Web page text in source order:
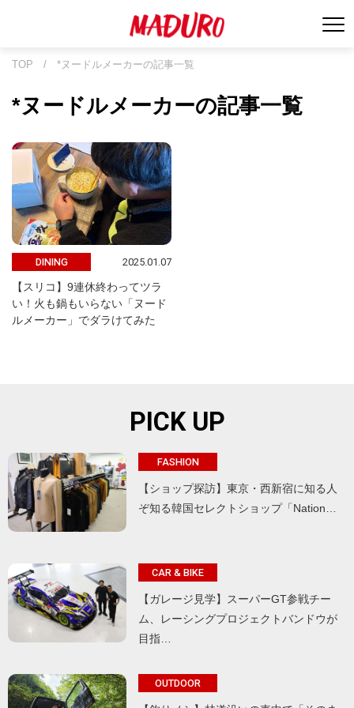
TOP / *ヌードルメーカーの記事一覧
*ヌードルメーカーの記事一覧
DINING 2025.01.07
【スリコ】9連休終わってツラ
い！火も鍋もいらない「ヌード
ルメーカー」でダラけてみた
PICK UP
FASHION
【ショップ探訪】東京・西新宿に知る人
ぞ知る韓国セレクトショップ「Nation…
CAR & BIKE
【ガレージ見学】スーパーGT参戦チー
ム、レーシングプロジェクトバンドウが
目指…
OUTDOOR